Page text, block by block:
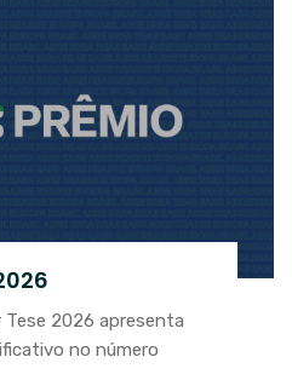
Tese 2026 apresenta
no número